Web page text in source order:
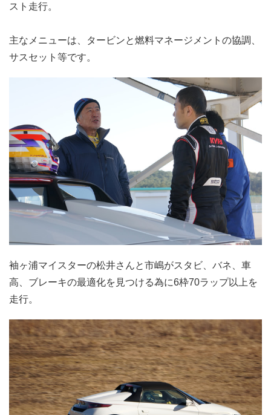
スト走行。
主なメニューは、タービンと燃料マネージメントの協調、
サスセット等です。
袖ヶ浦マイスターの松井さんと市嶋がスタビ、バネ、車
高、 ブレーキの最適化を見つける為に6枠70ラップ以上を
走行。